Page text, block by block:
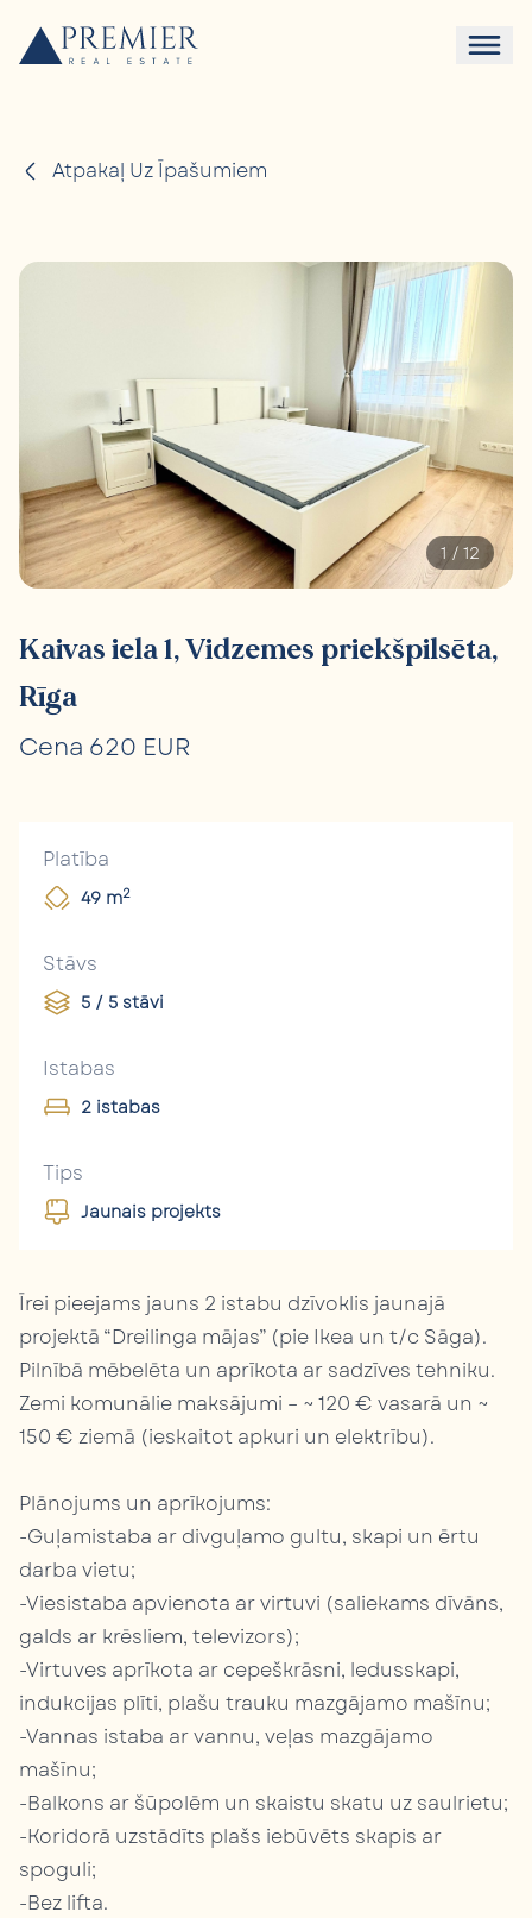
Atpakaļ Uz Īpašumiem
1 / 12
Kaivas iela 1, Vidzemes priekšpilsēta,
Rīga
Cena 620 EUR
Platība
49 m2
Stāvs
5 / 5 stāvi
Istabas
2 istabas
Tips
Jaunais projekts
Īrei pieejams jauns 2 istabu dzīvoklis jaunajā
projektā “Dreilinga mājas” (pie Ikea un t/c Sāga).
Pilnībā mēbelēta un aprīkota ar sadzīves tehniku.
Zemi komunālie maksājumi – ~ 120 € vasarā un ~
150 € ziemā (ieskaitot apkuri un elektrību).
Plānojums un aprīkojums:
-Guļamistaba ar divguļamo gultu, skapi un ērtu
darba vietu;
-Viesistaba apvienota ar virtuvi (saliekams dīvāns,
galds ar krēsliem, televizors);
-Virtuves aprīkota ar cepeškrāsni, ledusskapi,
indukcijas plīti, plašu trauku mazgājamo mašīnu;
-Vannas istaba ar vannu, veļas mazgājamo
mašīnu;
-Balkons ar šūpolēm un skaistu skatu uz saulrietu;
-Koridorā uzstādīts plašs iebūvēts skapis ar
spoguli;
-Bez lifta.